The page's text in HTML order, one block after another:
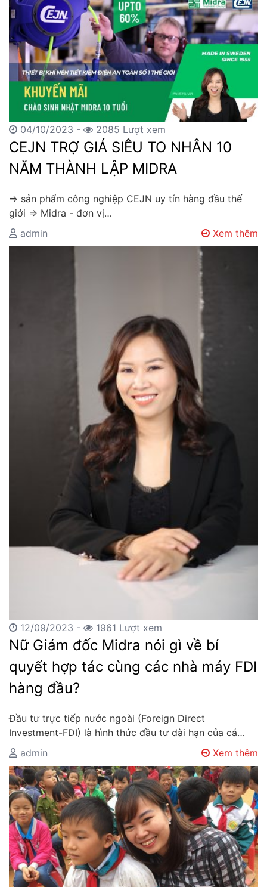
04/10/2023 - 2085 Lượt xem
CEJN TRỢ GIÁ SIÊU TO NHÂN 10
NĂM THÀNH LẬP MIDRA
=> sản phẩm công nghiệp CEJN uy tín hàng đầu thế
giới => Midra - đơn vị…
admin
Xem thêm
12/09/2023 - 1961 Lượt xem
Nữ Giám đốc Midra nói gì về bí
quyết hợp tác cùng các nhà máy FDI
hàng đầu?
Đầu tư trực tiếp nước ngoài (Foreign Direct
Investment-FDI) là hình thức đầu tư dài hạn của cá…
admin
Xem thêm